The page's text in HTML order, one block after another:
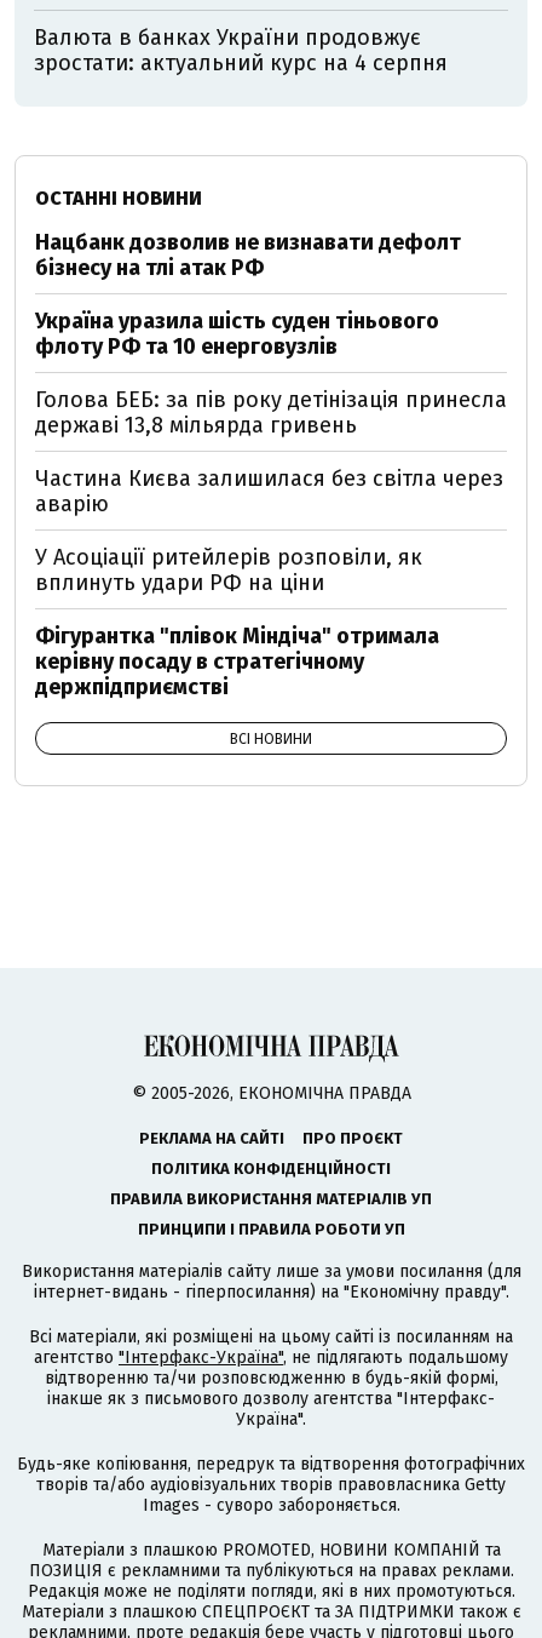
Валюта в банках України продовжує
зростати: актуальний курс на 4 серпня
ОСТАННІ НОВИНИ
Нацбанк дозволив не визнавати дефолт
бізнесу на тлі атак РФ
Україна уразила шість суден тіньового
флоту РФ та 10 енерговузлів
Голова БЕБ: за пів року детінізація принесла
державі 13,8 мільярда гривень
Частина Києва залишилася без світла через
аварію
У Асоціації ритейлерів розповіли, як
вплинуть удари РФ на ціни
Фігурантка "плівок Міндіча" отримала
керівну посаду в стратегічному
держпідприємстві
ВСІ НОВИНИ
© 2005-2026, ЕКОНОМІЧНА ПРАВДА
РЕКЛАМА НА САЙТІ
ПРО ПРОЄКТ
ПОЛІТИКА КОНФІДЕНЦІЙНОСТІ
ПРАВИЛА ВИКОРИСТАННЯ МАТЕРІАЛІВ УП
ПРИНЦИПИ І ПРАВИЛА РОБОТИ УП
Використання матеріалів сайту лише за умови посилання (для
інтернет-видань - гіперпосилання) на "Економічну правду".
Всі матеріали, які розміщені на цьому сайті із посиланням на
агентство "Інтерфакс-Україна", не підлягають подальшому
відтворенню та/чи розповсюдженню в будь-якій формі,
інакше як з письмового дозволу агентства "Інтерфакс-
Україна".
Будь-яке копіювання, передрук та відтворення фотографічних
творів та/або аудіовізуальних творів правовласника Getty
Images - суворо забороняється.
Матеріали з плашкою PROMOTED, НОВИНИ КОМПАНІЙ та
ПОЗИЦІЯ є рекламними та публікуються на правах реклами.
Редакція може не поділяти погляди, які в них промотуються.
Матеріали з плашкою СПЕЦПРОЄКТ та ЗА ПІДТРИМКИ також є
рекламними, проте редакція бере участь у підготовці цього